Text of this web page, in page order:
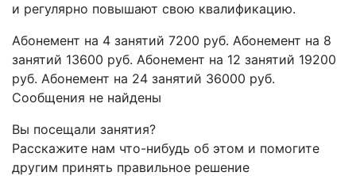
и регулярно повышают свою квалификацию.
​Абонемент на 4 занятий 7200 руб. ​Абонемент на 8
занятий 13600 руб. ​Абонемент на 12 занятий 19200
руб. ​Абонемент на 24 занятий 36000 руб.
Сообщения не найдены
Вы посещали занятия?
Расскажите нам что-нибудь об этом и помогите
другим принять правильное решение